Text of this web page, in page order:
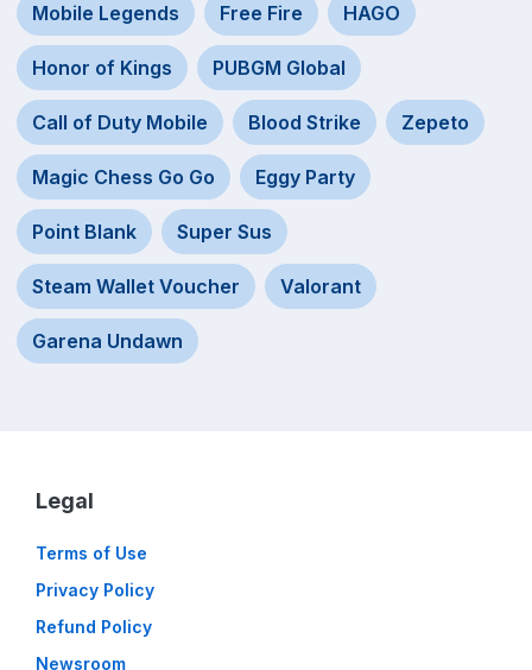
Mobile Legends Free Fire HAGO
Honor of Kings PUBGM Global
Call of Duty Mobile Blood Strike Zepeto
Magic Chess Go Go Eggy Party
Point Blank Super Sus
Steam Wallet Voucher Valorant
Garena Undawn
Legal
Terms of Use
Privacy Policy
Refund Policy
Newsroom